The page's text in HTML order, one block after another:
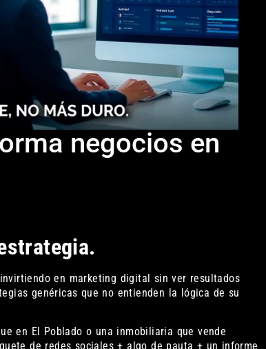
negocios en
en marketing digital sin ver resultados
genéricas que no entienden la lógica de su
en El Poblado o una inmobiliaria que vende
de redes sociales + algo de pauta + un informe